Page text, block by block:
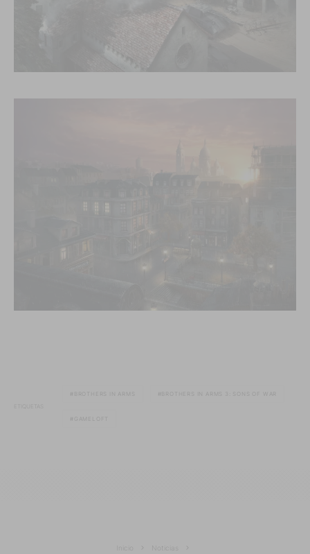
BROTHERS IN ARMS BROTHERS IN ARMS 3: SONS OF WAR
GAMELOFT
Noticias